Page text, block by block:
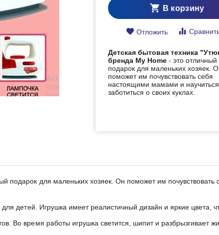
В корзину
Отложить
Детская бытовая техника
бренда My Home - это отличный
подарок для маленьких хозяек.
поможет им почувствовать себя
настоящими мамами и научиться
заботиться о своих куклах.
подарок для маленьких хозяек. Он поможет им
детей. Игрушка имеет реалистичный дизайн и яркие
Во время работы игрушка светится, шипит и разбрызгивает